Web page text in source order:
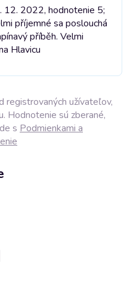
12. 2022, hodnotenie 5;
příjemné sa poslouchá
příběh. Velmi
Hlavicu
registrovaných užívateľov,
Hodnotenie sú zberané,
s Podmienkami a